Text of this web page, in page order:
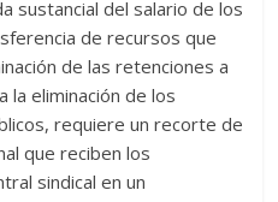
sustancial del salario de los
de recursos que
de las retenciones a
la eliminación de los
requiere un recorte de
que reciben los
sindical en un